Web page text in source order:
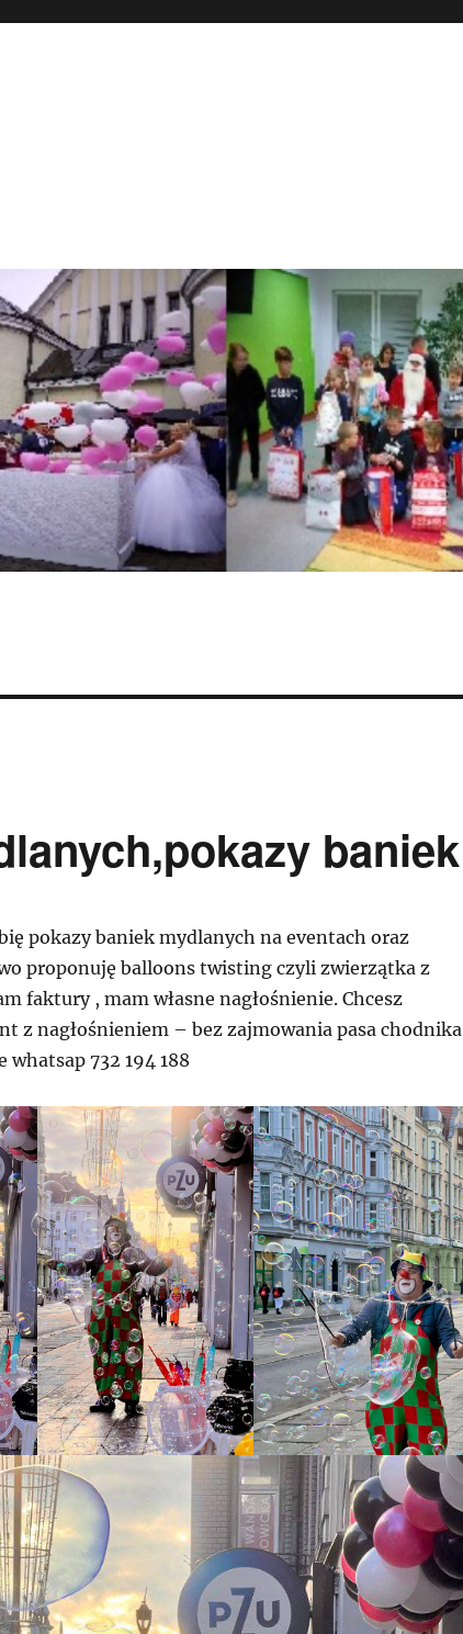
baniek
pokazy baniek mydlanych na eventach oraz
proponuję balloons twisting czyli zwierzątka z
faktury , mam własne nagłośnienie. Chcesz
z nagłośnieniem – bez zajmowania pasa chodnika
whatsap 732 194 188